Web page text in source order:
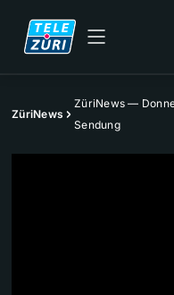
ZüriNews
ZüriNews —
Sendung